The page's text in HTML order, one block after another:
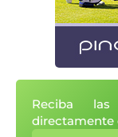
Reciba
directamente